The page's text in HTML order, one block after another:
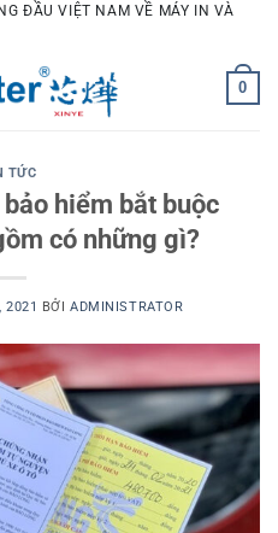
ĐẦU VIỆT NAM VỀ MÁY IN VÀ
0
TỨC
hiểm bắt buộc
có những gì?
2021 BỞIADMINISTRATOR